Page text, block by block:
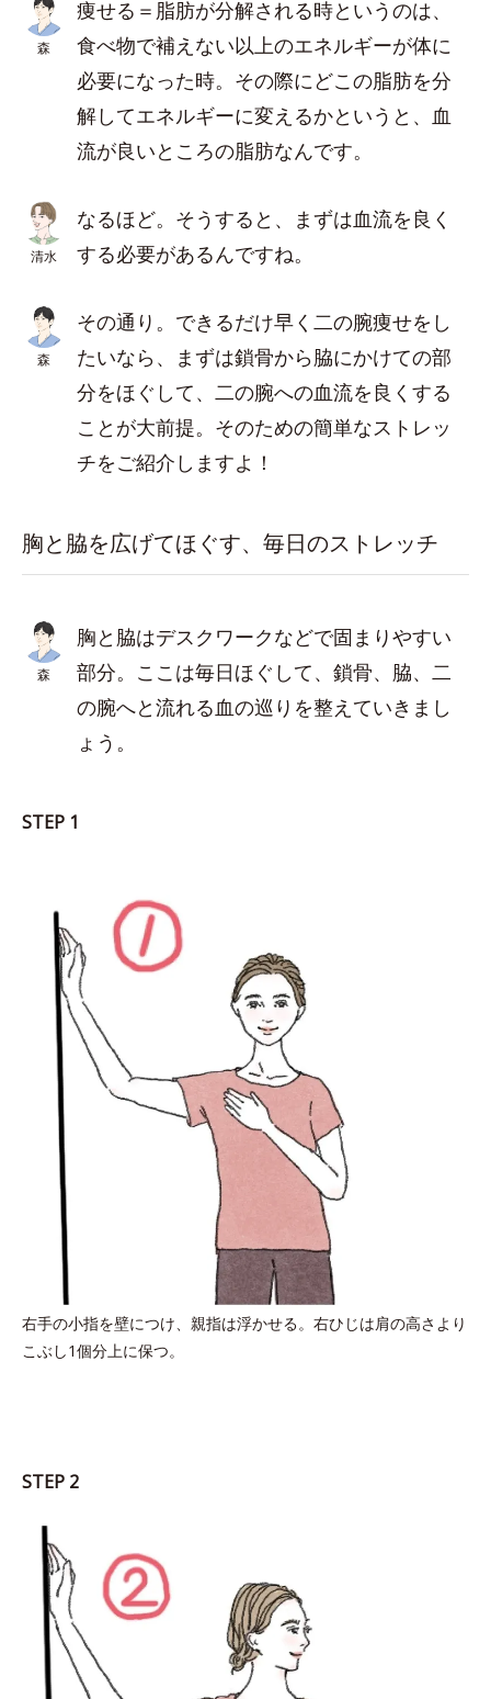
森
痩せる＝脂肪が分解される時というのは、
食べ物で補えない以上のエネルギーが体に
必要になった時。その際にどこの脂肪を分
解してエネルギーに変えるかというと、血
流が良いところの脂肪なんです。
清水
なるほど。そうすると、まずは血流を良く
する必要があるんですね。
森
その通り。できるだけ早く二の腕痩せをし
たいなら、まずは鎖骨から脇にかけての部
分をほぐして、二の腕への血流を良くする
ことが大前提。そのための簡単なストレッ
チをご紹介しますよ！
胸と脇を広げてほぐす、毎日のストレッチ
森
胸と脇はデスクワークなどで固まりやすい
部分。ここは毎日ほぐして、鎖骨、脇、二
の腕へと流れる血の巡りを整えていきまし
ょう。
STEP 1
右手の小指を壁につけ、親指は浮かせる。右ひじは肩の高さより
こぶし1個分上に保つ。
STEP 2